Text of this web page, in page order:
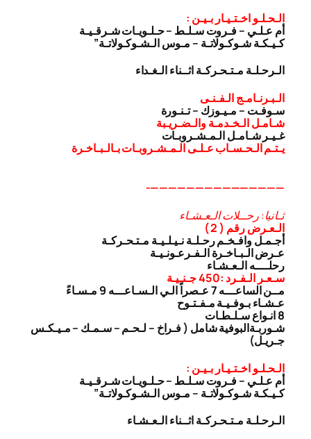
الـحـلـو اخـتـيـار بـيـن :
أم عـلـي – فـروت سـلـط – حـلـويـات شـرقـيـة
كـيـكـة شـوكـولاتـة – مـوس الـشـوكـولاتـة”
الـرحـلـة مـتـحـركـة اثــناء الـغـداء
الـبـرنـامـج الـفـنـى
سـوفـت – مـيـوزك – تـنـورة
شـامـل الـخـدمـة والـضـريـبة
غـيـر شـامـل الـمـشـروبـات
يـتـم الـحـسـاب عـلـى الـمـشـروبـات بـالـبـاخـرة
———————————————-
ثـانيا: رحــلات الـعـشـاء
الـعـرض رقم ( 2 )
أجـمـل وافـخـم رحـلـة نـيـلـيـة مـتـحـركـة
عـرض الـبـاخـرة الـفـرعـونـيـة
رحلــــه الـعـشـاء
سـعـر الـفـرد :450 جـنـيـة
مــن الساعـــه 7 عـصراً الـي الـسـاعـــه 9 مـسـاءً
عـشـاء بـوفـيـة مـفـتـوح
8 انـواع سـلـطـات
شـوربـةالبوفية شامل ( فـراخ – لـحـم – سـمـك – مـيـكـس
جـريـل)
الـحـلـو اخـتـيـار بـيـن :
أم عـلـي – فـروت سـلـط – حـلـويـات شـرقـيـة
كـيـكـة شـوكـولاتـة – مـوس الـشـوكـولاتـة”
الـرحـلـة مـتـحـركـة اثــناء الـعـشـاء